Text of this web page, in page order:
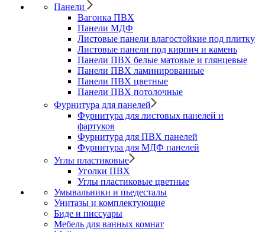
Панели
Вагонка ПВХ
Панели МДФ
Листовые панели влагостойкие под плитку
Листовые панели под кирпич и камень
Панели ПВХ белые матовые и глянцевые
Панели ПВХ ламинированные
Панели ПВХ цветные
Панели ПВХ потолочные
Фурнитура для панелей
Фурнитура для листовых панелей и
фартуков
Фурнитура для ПВХ панелей
Фурнитура для МДФ панелей
Углы пластиковые
Уголки ПВХ
Углы пластиковые цветные
Умывальники и пьедесталы
Унитазы и комплектующие
Биде и писсуары
Мебель для ванных комнат